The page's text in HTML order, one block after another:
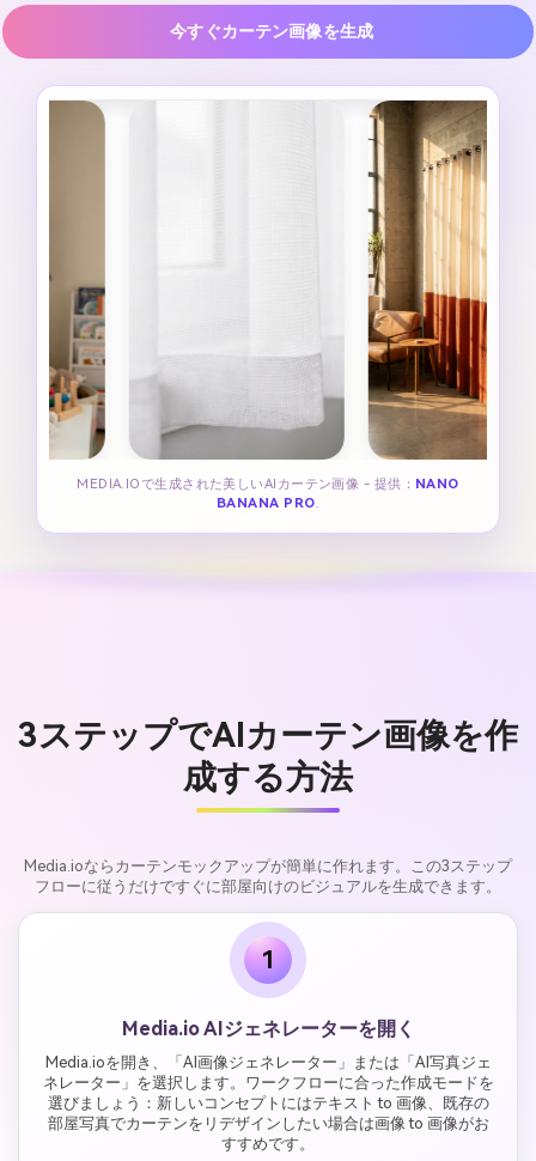
今すぐカーテン画像を生成
MEDIA.IOで生成された美しいAIカーテン画像 - 提供： NANO
BANANA PRO.
3ステップでAIカーテン画像を作
成する方法
Media.ioならカーテンモックアップが簡単に作れます。この3ステップ
フローに従うだけですぐに部屋向けのビジュアルを生成できます。
1
Media.io AIジェネレーターを開く
Media.ioを開き、「AI画像ジェネレーター」または「AI写真ジェ
ネレーター」を選択します。ワークフローに合った作成モードを
選びましょう：新しいコンセプトにはテキスト to 画像、既存の
部屋写真でカーテンをリデザインしたい場合は画像 to 画像がお
すすめです。